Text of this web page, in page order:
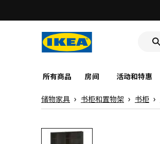
所有商品 房间 活动和特惠
储物家具 书柜和置物架 书柜